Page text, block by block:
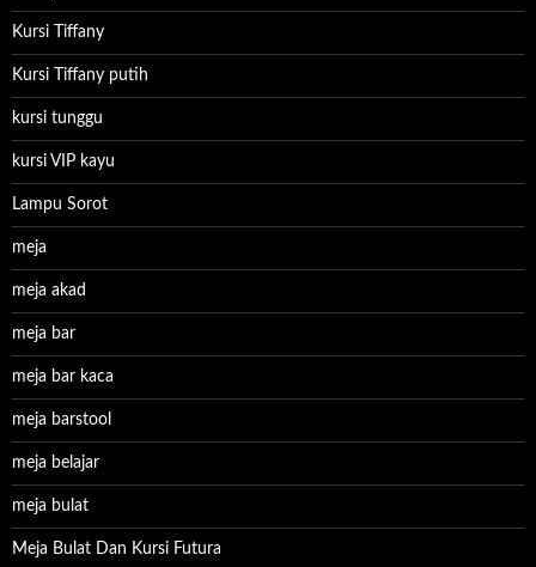
Kursi Tiffany
Kursi Tiffany putih
kursi tunggu
kursi VIP kayu
Lampu Sorot
meja
meja akad
meja bar
meja bar kaca
meja barstool
meja belajar
meja bulat
Meja Bulat Dan Kursi Futura